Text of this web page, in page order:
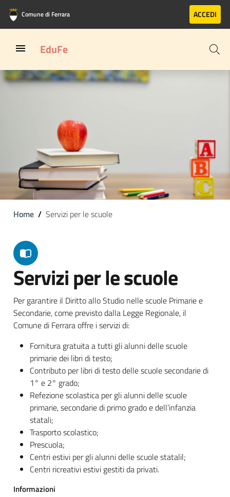
Vai al contenuto principale
Vai al footer
Comune di Ferrara ACCEDI
EduFe
Home Servizi per le scuole
Servizi per le scuole
Per garantire il Diritto allo Studio nelle scuole Primarie e
Secondarie, come previsto dalla Legge Regionale, il
Comune di Ferrara offre i servizi di:
Fornitura gratuita a tutti gli alunni delle scuole
primarie dei libri di testo;
Contributo per libri di testo delle scuole secondarie di
1° e 2° grado;
Refezione scolastica per gli alunni delle scuole
primarie, secondarie di primo grado e dell’infanzia
statali;
Trasporto scolastico;
Prescuola;
Centri estivi per gli alunni delle scuole statalil;
Centri ricreativi estivi gestiti da privati.
Informazioni